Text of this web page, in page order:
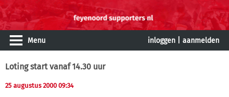
Menu inloggen aanmelden
Loting start vanaf 14.30 uur
25 augustus 2000 09:34